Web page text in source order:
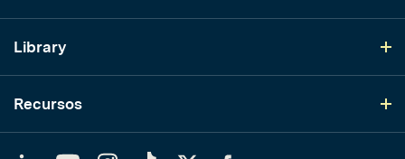
Library
Recursos
YouTubeInstagram
TikTok